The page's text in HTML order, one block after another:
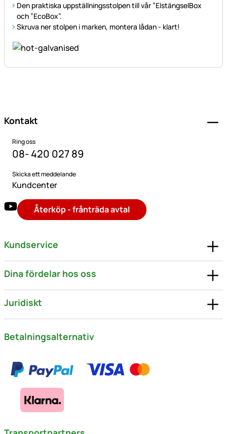
Den praktiska uppställningsstolpen till vår ”ElstängselBox
och ”EcoBox”.
Skruva ner stolpen i marken, montera lådan - klart!
Kontakt
Ring oss
08- 420 027 89
Skicka ett meddelande
Kundcenter
Återköp - frånträda avtal
Kundservice
Dina fördelar hos oss
Juridiskt
Betalningsalternativ